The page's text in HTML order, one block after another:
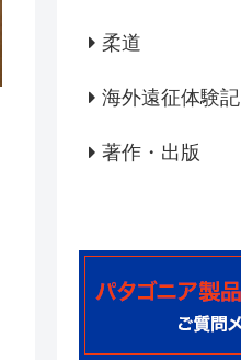
柔道
海外遠征体験記
著作・出版